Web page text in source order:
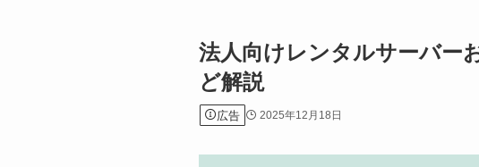
法人向けレンタルサーバー
ど解説
広告 2025年12月18日